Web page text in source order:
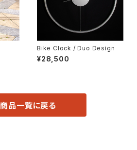
Bike Clock / Duo Design
¥28,500
商品一覧に戻る